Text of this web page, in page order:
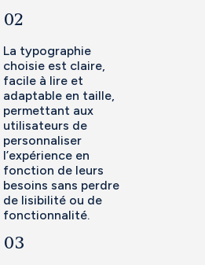
02
La typographie
choisie est claire,
facile à lire et
adaptable en taille,
permettant aux
utilisateurs de
personnaliser
l’expérience en
fonction de leurs
besoins sans perdre
de lisibilité ou de
fonctionnalité.
03